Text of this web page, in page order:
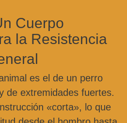
Cuerpo
la Resistencia
es el de un perro
de extremidades fuertes.
«corta», lo que